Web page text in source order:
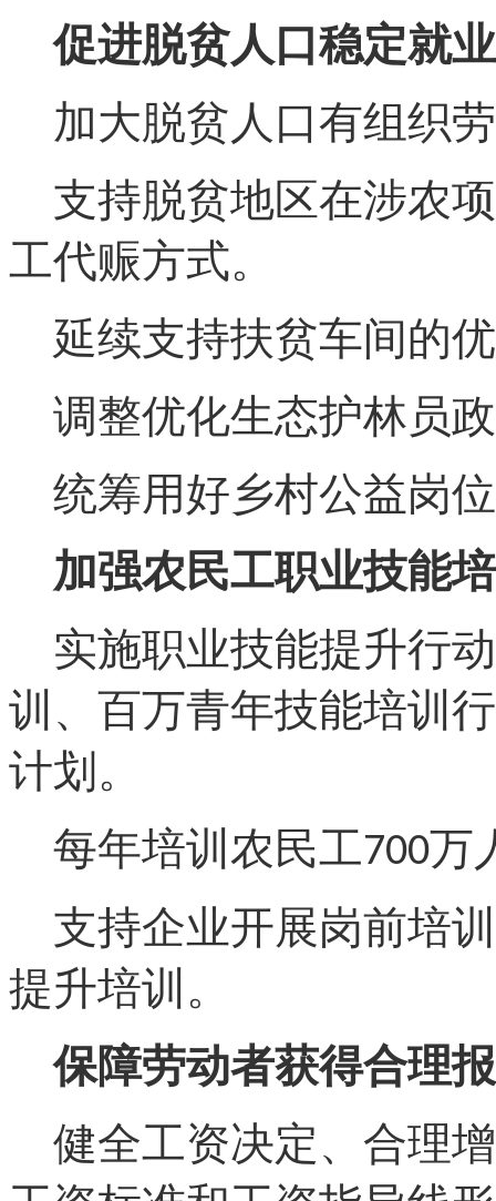
促进脱贫人口稳定就业
加大脱贫人口有组织
支持脱贫地区在涉农
工代赈方式。
延续支持扶贫车间的
调整优化生态护林员
统筹用好乡村公益岗
加强农民工职业技能
实施职业技能提升行
训、百万青年技能培训
计划。
每年培训农民工700万
支持企业开展岗前培
提升培训。
保障劳动者获得合理
健全工资决定、合理